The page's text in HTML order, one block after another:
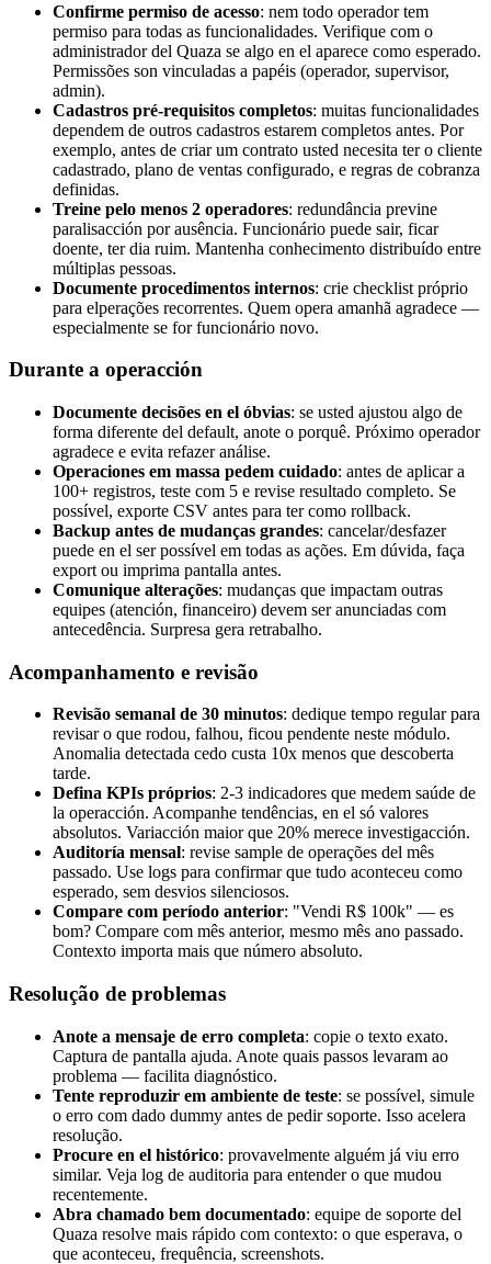
Confirme permiso de acesso: nem todo operador tem
permiso para todas as funcionalidades. Verifique com o
administrador del Quaza se algo en el aparece como esperado.
Permissões son vinculadas a papéis (operador, supervisor,
admin).
Cadastros pré-requisitos completos: muitas funcionalidades
dependem de outros cadastros estarem completos antes. Por
exemplo, antes de criar um contrato usted necesita ter o cliente
cadastrado, plano de ventas configurado, e regras de cobranza
definidas.
Treine pelo menos 2 operadores: redundância previne
paralisacción por ausência. Funcionário puede sair, ficar
doente, ter dia ruim. Mantenha conhecimento distribuído entre
múltiplas pessoas.
Documente procedimentos internos: crie checklist próprio
para elperações recorrentes. Quem opera amanhã agradece —
especialmente se for funcionário novo.
Durante a operacción
Documente decisões en el óbvias: se usted ajustou algo de
forma diferente del default, anote o porquê. Próximo operador
agradece e evita refazer análise.
Operaciones em massa pedem cuidado: antes de aplicar a
100+ registros, teste com 5 e revise resultado completo. Se
possível, exporte CSV antes para ter como rollback.
Backup antes de mudanças grandes: cancelar/desfazer
puede en el ser possível em todas as ações. Em dúvida, faça
export ou imprima pantalla antes.
Comunique alterações: mudanças que impactam outras
equipes (atención, financeiro) devem ser anunciadas com
antecedência. Surpresa gera retrabalho.
Acompanhamento e revisão
Revisão semanal de 30 minutos: dedique tempo regular para
revisar o que rodou, falhou, ficou pendente neste módulo.
Anomalia detectada cedo custa 10x menos que descoberta
tarde.
Defina KPIs próprios: 2-3 indicadores que medem saúde de
la operacción. Acompanhe tendências, en el só valores
absolutos. Variacción maior que 20% merece investigacción.
Auditoría mensal: revise sample de operações del mês
passado. Use logs para confirmar que tudo aconteceu como
esperado, sem desvios silenciosos.
Compare com período anterior: "Vendi R$ 100k" — es
bom? Compare com mês anterior, mesmo mês ano passado.
Contexto importa mais que número absoluto.
Resolução de problemas
Anote a mensaje de erro completa: copie o texto exato.
Captura de pantalla ajuda. Anote quais passos levaram ao
problema — facilita diagnóstico.
Tente reproduzir em ambiente de teste: se possível, simule
o erro com dado dummy antes de pedir soporte. Isso acelera
resolução.
Procure en el histórico: provavelmente alguém já viu erro
similar. Veja log de auditoria para entender o que mudou
recentemente.
Abra chamado bem documentado: equipe de soporte del
Quaza resolve mais rápido com contexto: o que esperava, o
que aconteceu, frequência, screenshots.